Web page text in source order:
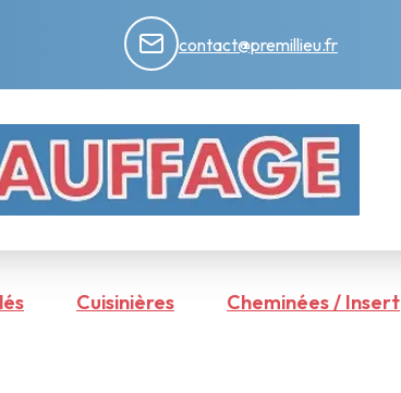
contact@premillieu.fr
Cuisinières Cheminées / Insert